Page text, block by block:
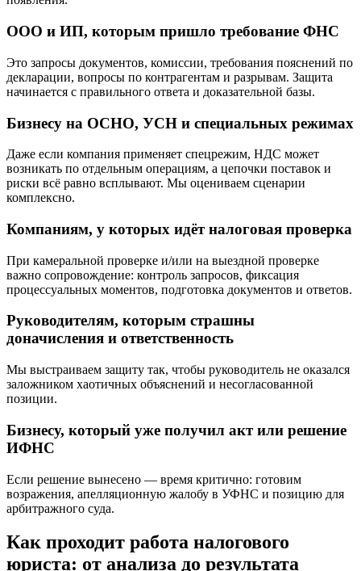
ООО и ИП, которым пришло требование ФНС
Это запросы документов, комиссии, требования пояснений по
декларации, вопросы по контрагентам и разрывам. Защита
начинается с правильного ответа и доказательной базы.
Бизнесу на ОСНО, УСН и специальных режимах
Даже если компания применяет спецрежим, НДС может
возникать по отдельным операциям, а цепочки поставок и
риски всё равно всплывают. Мы оцениваем сценарии
комплексно.
Компаниям, у которых идёт налоговая проверка
При камеральной проверке и/или на выездной проверке
важно сопровождение: контроль запросов, фиксация
процессуальных моментов, подготовка документов и ответов.
Руководителям, которым страшны
доначисления и ответственность
Мы выстраиваем защиту так, чтобы руководитель не оказался
заложником хаотичных объяснений и несогласованной
позиции.
Бизнесу, который уже получил акт или решение
ИФНС
Если решение вынесено — время критично: готовим
возражения, апелляционную жалобу в УФНС и позицию для
арбитражного суда.
Как проходит работа налогового
юриста: от анализа до результата